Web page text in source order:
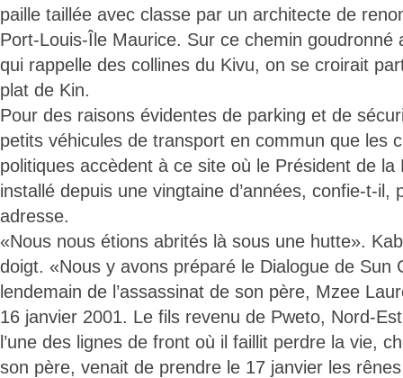
paille taillée avec classe par un architecte de
Port-Louis-Île Maurice. Sur ce chemin goudronné
qui rappelle des collines du Kivu, on se croirait
plat de Kin.
Pour des raisons évidentes de parking et de
petits véhicules de transport en commun que les
politiques accèdent à ce site où le Président de la
installé depuis une vingtaine d’années, confie-t-il,
adresse.
«Nous nous étions abrités là sous une hutte».
doigt. «Nous y avons préparé le Dialogue de Sun
lendemain de l’assassinat de son père, Mzee
16 janvier 2001. Le fils revenu de Pweto, Nord-
l’une des lignes de front où il faillit perdre la vie,
son père, venait de prendre le 17 janvier les